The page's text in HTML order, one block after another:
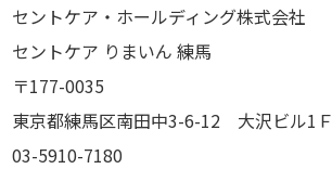
セントケア・ホールディング株式会社
セントケア りまいん 練馬
177-0035
東京都練馬区南田中3-6-12 大沢ビル1Ｆ
03-5910-7180